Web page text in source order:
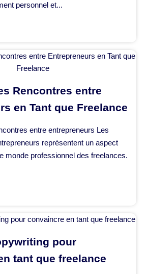
personnel et...
Rencontres entre
en Tant que Freelance
entre entrepreneurs Les
représentent un aspect
monde professionnel des freelances.
pour
tant que freelance